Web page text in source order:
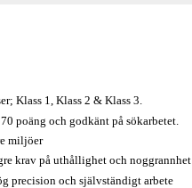
Klass 1, Klass 2 & Klass 3.
poäng och godkänt på sökarbetet.
miljöer
krav på uthållighet och noggrannhet
precision och självständigt arbete